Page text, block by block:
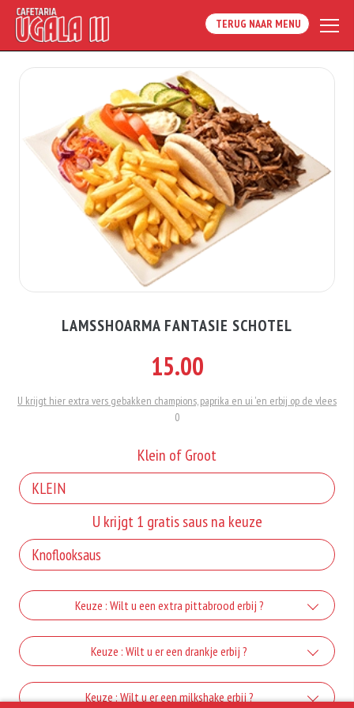
TERUG NAAR MENU
LAMSSHOARMA FANTASIE SCHOTEL
15.00
U krijgt hier extra vers gebakken champions, paprika en ui 'en erbij op de vlees
0
Klein of Groot
U krijgt 1 gratis saus na keuze
Keuze : Wilt u een extra pittabrood erbij ?
1 extra pittabrood
+€1.25
2 extra pittabrood
Keuze : Wilt u er een drankje erbij ?
Coca cola 0,33 L
Keuze : Wilt u er een milkshake erbij ?